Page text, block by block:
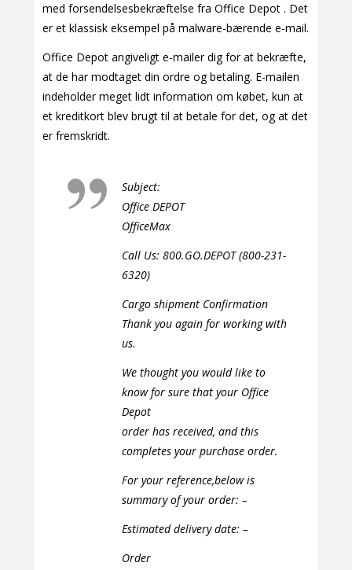
med forsendelsesbekræftelse fra Office Depot . Det
er et klassisk eksempel på malware-bærende e-mail.
Office Depot angiveligt e-mailer dig for at bekræfte,
at de har modtaget din ordre og betaling. E-mailen
indeholder meget lidt information om købet, kun at
et kreditkort blev brugt til at betale for det, og at det
er fremskridt.
Subject:
Office DEPOT
OfficeMax
Call Us: 800.GO.DEPOT (800-231-
6320)
Cargo shipment Confirmation
Thank you again for working with
us.
We thought you would like to
know for sure that your Office
Depot
order has received, and this
completes your purchase order.
For your reference,below is
summary of your order: –
Estimated delivery date: –
Order